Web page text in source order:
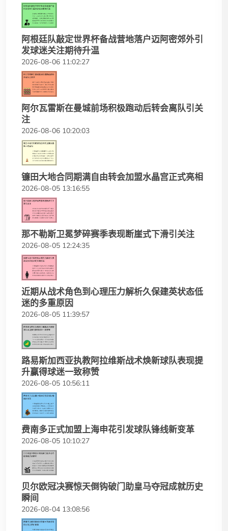
阿根廷队敲定世界杯备战营地落户迈阿密郊外引
发球迷关注期待升温
2026-08-06 11:02:27
阿尔瓦雷斯在曼城前场积极跑动后转会离队引关
注
2026-08-06 10:20:03
镰田大地合同期满自由转会加盟水晶宫正式亮相
2026-08-05 13:16:55
那不勒斯卫冕梦碎赛季表现断崖式下滑引关注
2026-08-05 12:24:35
近期从战术角色到心理压力解析久保建英状态低
迷的多重原因
2026-08-05 11:39:57
路易斯加西亚执教阿拉维斯战术焕新球队表现提
升赢得球迷一致称赞
2026-08-05 10:56:11
费南多正式加盟上海申花引发球队锋线新变革
2026-08-05 10:10:27
贝尔欧冠决赛惊天倒钩破门助皇马夺冠成就历史
瞬间
2026-08-04 13:08:56